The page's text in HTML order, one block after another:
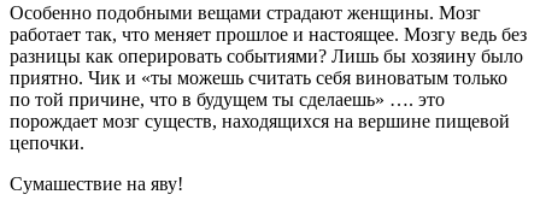
Особенно подобными вещами страдают женщины. Мозг
работает так, что меняет прошлое и настоящее. Мозгу ведь без
разницы как оперировать событиями? Лишь бы хозяину было
приятно. Чик и «ты можешь считать себя виноватым только
по той причине, что в будущем ты сделаешь» …. это
порождает мозг существ, находящихся на вершине пищевой
цепочки.
Сумашествие на яву!